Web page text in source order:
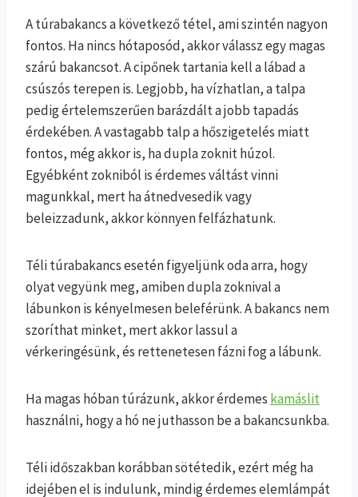
A túrabakancs a következő tétel, ami szintén nagyon
fontos. Ha nincs hótaposód, akkor válassz egy magas
szárú bakancsot. A cipőnek tartania kell a lábad a
csúszós terepen is. Legjobb, ha vízhatlan, a talpa
pedig értelemszerűen barázdált a jobb tapadás
érdekében. A vastagabb talp a hőszigetelés miatt
fontos, még akkor is, ha dupla zoknit húzol.
Egyébként zokniból is érdemes váltást vinni
magunkkal, mert ha átnedvesedik vagy
beleizzadunk, akkor könnyen felfázhatunk.
Téli túrabakancs esetén figyeljünk oda arra, hogy
olyat vegyünk meg, amiben dupla zoknival a
lábunkon is kényelmesen beleférünk. A bakancs nem
szoríthat minket, mert akkor lassul a
vérkeringésünk, és rettenetesen fázni fog a lábunk.
Ha magas hóban túrázunk, akkor érdemes kamáslit
használni, hogy a hó ne juthasson be a bakancsunkba.
Téli időszakban korábban sötétedik, ezért még ha
idejében el is indulunk, mindig érdemes elemlámpát